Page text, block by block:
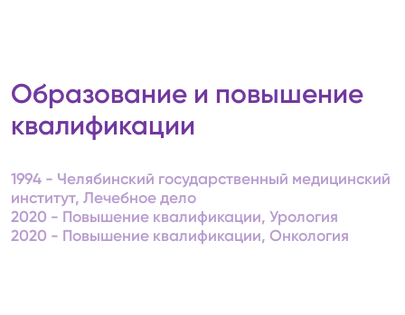
Образование и повышение
квалификации
1994 - Челябинский государственный медицинский
институт, Лечебное дело
2020 - Повышение квалификации, Урология
2020 - Повышение квалификации, Онкология